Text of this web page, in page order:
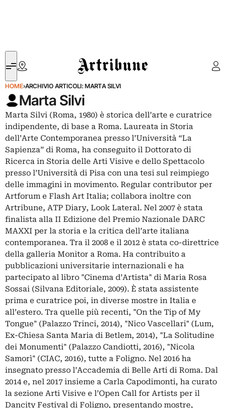
Artribune
HOME›ARCHIVIO ARTICOLI: MARTA SILVI
Marta Silvi
Marta Silvi (Roma, 1980) è storica dell’arte e curatrice
indipendente, di base a Roma. Laureata in Storia
dell’Arte Contemporanea presso l’Università “La
Sapienza” di Roma, ha conseguito il Dottorato di
Ricerca in Storia delle Arti Visive e dello Spettacolo
presso l’Università di Pisa con una tesi sul reimpiego
delle immagini in movimento. Regular contributor per
Artforum e Flash Art Italia; collabora inoltre con
Artribune, ATP Diary, Look Lateral. Nel 2007 è stata
finalista alla II Edizione del Premio Nazionale DARC
MAXXI per la storia e la critica dell’arte italiana
contemporanea. Tra il 2008 e il 2012 è stata co-direttrice
della galleria Monitor a Roma. Ha contribuito a
pubblicazioni universitarie internazionali e ha
partecipato al libro "Cinema d’Artista" di Maria Rosa
Sossai (Silvana Editoriale, 2009). È stata assistente
prima e curatrice poi, in diverse mostre in Italia e
all’estero. Tra quelle più recenti, "On the Tip of My
Tongue" (Palazzo Trinci, 2014), "Nico Vascellari" (Lum,
Ex-Chiesa Santa Maria di Betlem, 2014), "La Solitudine
dei Monumenti" (Palazzo Candiotti, 2016), "Nicola
Samorì" (CIAC, 2016), tutte a Foligno. Nel 2016 ha
insegnato presso l’Accademia di Belle Arti di Roma. Dal
2014 e, nel 2017 insieme a Carla Capodimonti, ha curato
la sezione Arti Visive e l’Open Call for Artists per il
Dancity Festival di Foligno, presentando mostre,